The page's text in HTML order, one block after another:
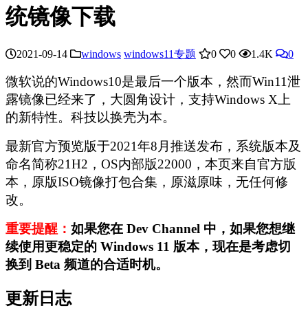
统镜像下载
2021-09-14 windows windows11专题 0 0 1.4K 0
微软说的Windows10是最后一个版本，然而Win11泄
露镜像已经来了，大圆角设计，支持Windows X上
的新特性。科技以换壳为本。
最新官方预览版于2021年8月推送发布，系统版本及
命名简称21H2，OS内部版22000，本页来自官方版
本，原版ISO镜像打包合集，原滋原味，无任何修
改。
重要提醒： 如果您在 Dev Channel 中，如果您想继
续使用更稳定的 Windows 11 版本，现在是考虑切
换到 Beta 频道的合适时机。
更新日志